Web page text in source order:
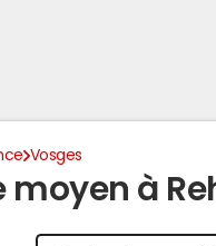
Vosges
moyen à